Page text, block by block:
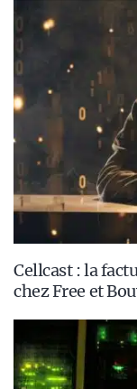
Cellcast : la
chez Free et